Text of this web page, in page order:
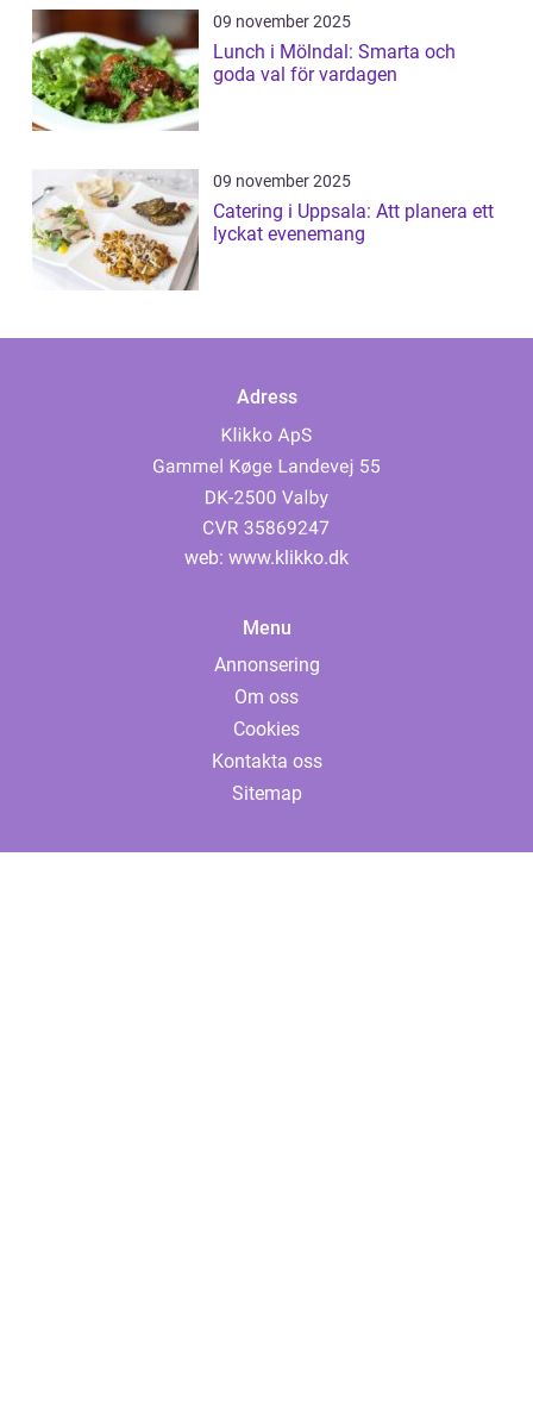
09 november 2025
Lunch i Mölndal: Smarta och
goda val för vardagen
09 november 2025
Catering i Uppsala: Att planera ett
lyckat evenemang
Adress
web: www.klikko.dk
Menu
Annonsering
Om oss
Cookies
Kontakta oss
Sitemap